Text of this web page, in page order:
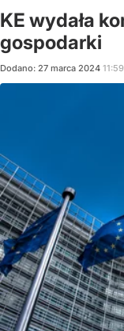
KE wydała
gospodarki
Dodano: 27 marca 2024 11:59